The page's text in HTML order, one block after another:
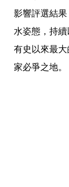
影響評選結
水姿態，持
有史以來最
家必爭之地。